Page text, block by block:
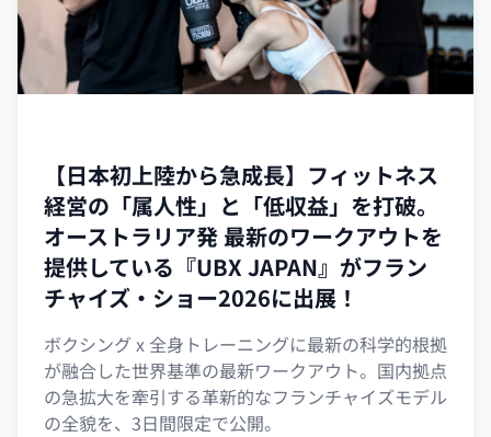
【日本初上陸から急成長】フィットネス
経営の「属人性」と「低収益」を打破。
オーストラリア発 最新のワークアウトを
提供している『UBX JAPAN』がフラン
チャイズ・ショー2026に出展！
ボクシング x 全身トレーニングに最新の科学的根拠
が融合した世界基準の最新ワークアウト。国内拠点
の急拡大を牽引する革新的なフランチャイズモデル
の全貌を、3日間限定で公開。